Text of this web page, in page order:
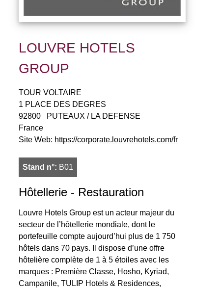
LOUVRE HOTELS
GROUP
TOUR VOLTAIRE
1 PLACE DES DEGRES
92800
PUTEAUX / LA DEFENSE
France
Site Web: https://corporate.louvrehotels.com/fr
Stand n°: B01
Hôtellerie - Restauration
Louvre Hotels Group est un acteur majeur du
secteur de l’hôtellerie mondiale, dont le
portefeuille compte aujourd’hui plus de 1 750
hôtels dans 70 pays. Il dispose d’une offre
hôtelière complète de 1 à 5 étoiles avec les
marques : Première Classe, Hosho, Kyriad,
Campanile, TULIP Hotels & Residences,